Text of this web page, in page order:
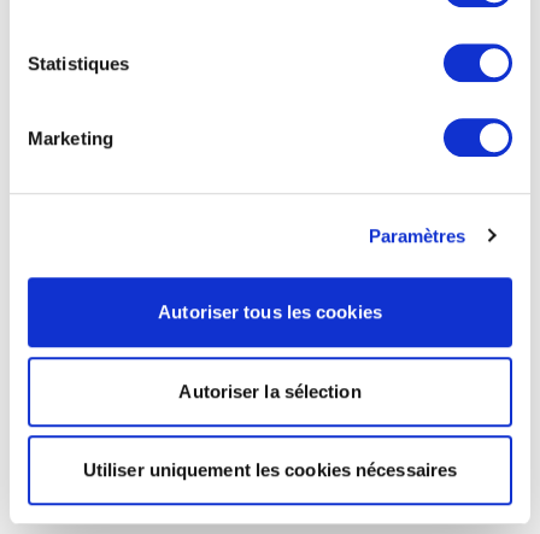
Statistiques
Marketing
Paramètres
Autoriser tous les cookies
Autoriser la sélection
Utiliser uniquement les cookies nécessaires